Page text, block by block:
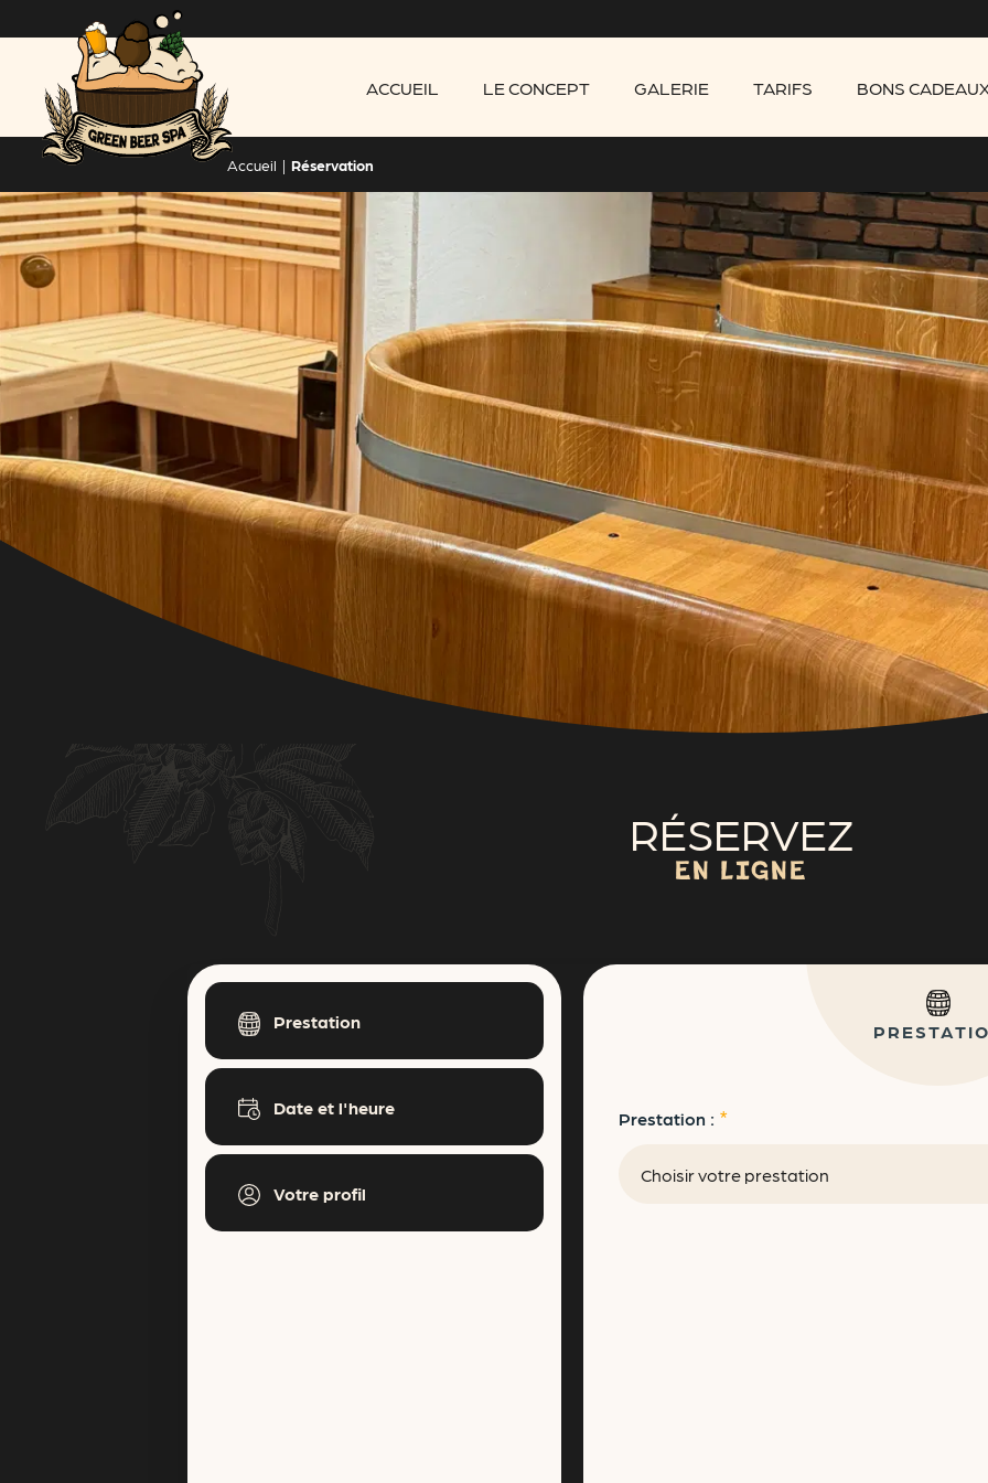
ACCUEIL LE CONCEPT GALERIE TARIFS BONS
Accueil | Réservation
RÉSERVEZ
EN LIGNE
Prestation
Date et l'heure
Votre profil
Prestation :